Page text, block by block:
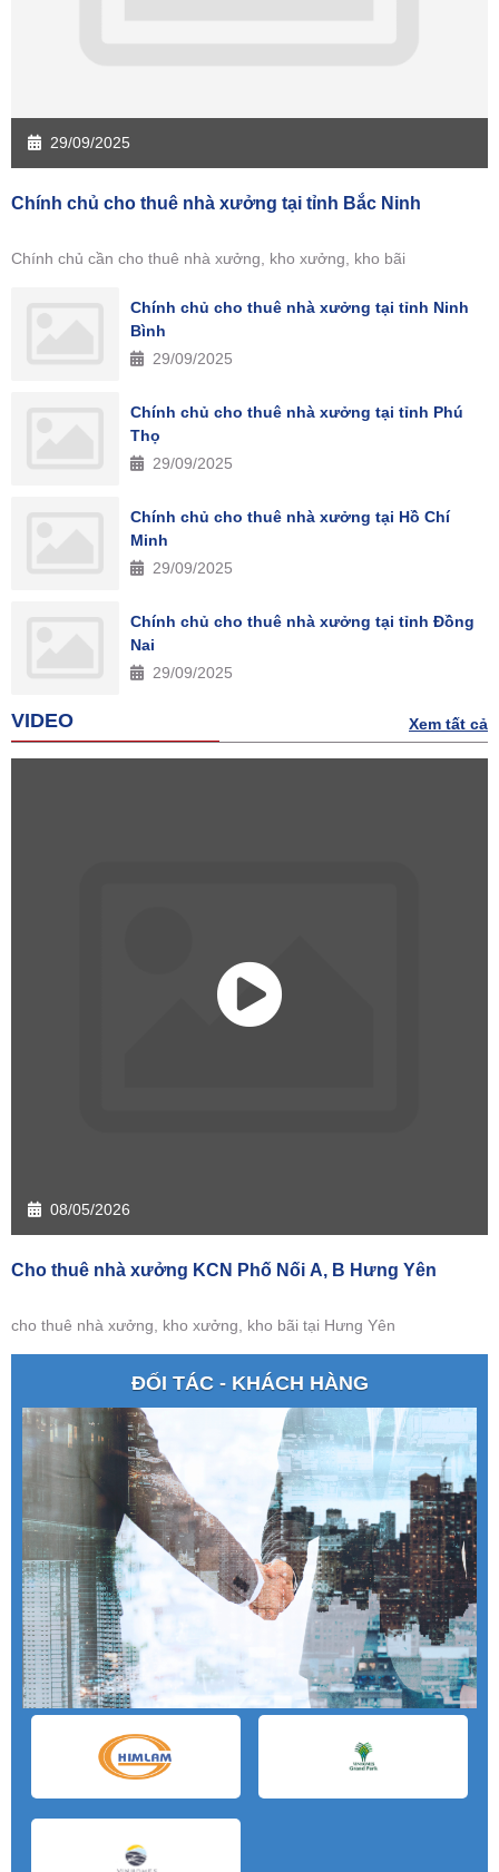
29/09/2025
Chính chủ cho thuê nhà xưởng tại tỉnh Bắc Ninh
Chính chủ cần cho thuê nhà xưởng, kho xưởng, kho bãi
Chính chủ cho thuê nhà xưởng tại tỉnh Ninh
Bình
29/09/2025
Chính chủ cho thuê nhà xưởng tại tỉnh Phú
Thọ
29/09/2025
Chính chủ cho thuê nhà xưởng tại Hồ Chí
Minh
29/09/2025
Chính chủ cho thuê nhà xưởng tại tỉnh Đồng
Nai
29/09/2025
VIDEO Xem tất cả
08/05/2026
Cho thuê nhà xưởng KCN Phố Nối A, B Hưng Yên
cho thuê nhà xưởng, kho xưởng, kho bãi tại Hưng Yên
ĐỐI TÁC - KHÁCH HÀNG